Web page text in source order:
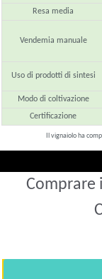
Resa media
Vendemia manuale
Uso di prodotti di sintesi
Modo di coltivazione
Certificazione
Il vignaiolo ha
Comprare